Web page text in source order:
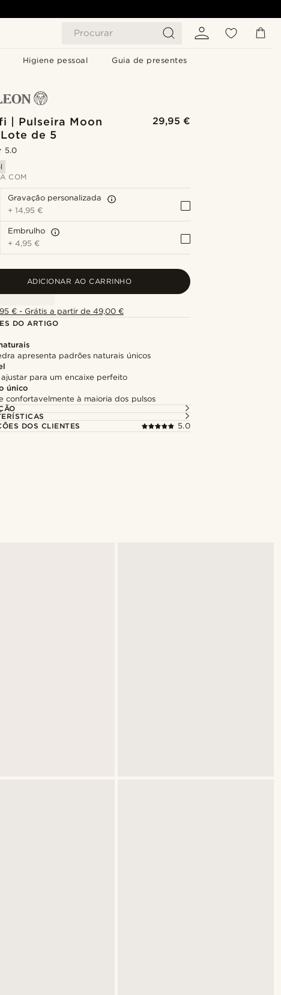
Procurar
Higiene pessoal Guia de presentes
| Pulseira Moon
de 5
29,95 €
5.0
COM
Gravação personalizada
+14,95 €
Embrulho
+4,95 €
ADICIONAR AO CARRINHO
€ - Grátis a partir de 49,00 €
DO ARTIGO
apresenta padrões naturais únicos
para um encaixe perfeito
único
confortavelmente à maioria dos pulsos
DOS CLIENTES
5.0